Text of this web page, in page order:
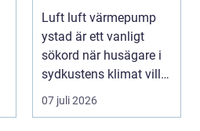
behagligt
inomhusklimat
Året om
Luft luft värmepump
ystad är ett vanligt
sökord när husägare i
sydkustens klimat vill
hitta ett smar...
07 juli 2026